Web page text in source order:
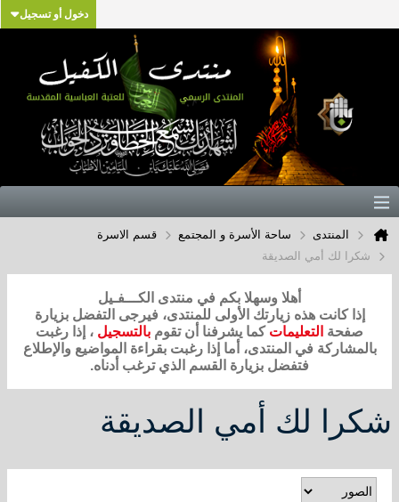
دخول أو تسجيل
المنتدى ساحة الأسرة و المجتمع
قسم الاسرة
شكرا لك أمي الصديقة
أهلا وسهلا بكم في منتدى الكـــفـيل
إذا كانت هذه زيارتك الأولى للمنتدى، فيرجى التفضل بزيارة
صفحة التعليمات كما يشرفنا أن تقوم بالتسجيل ، إذا رغبت
بالمشاركة في المنتدى، أما إذا رغبت بقراءة المواضيع والإطلاع
فتفضل بزيارة القسم الذي ترغب أدناه.
شكرا لك أمي الصديقة